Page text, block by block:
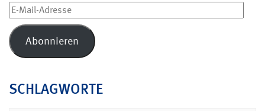
E-
Mail-
Adresse
Abonnieren
SCHLAGWORTE